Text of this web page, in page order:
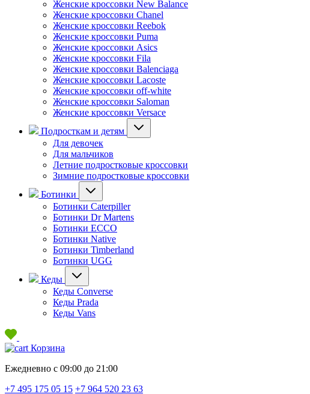
Женские кроссовки New Balance
Женские кроссовки Chanel
Женские кроссовки Reebok
Женские кроссовки Puma
Женские кроссовки Asics
Женские кроссовки Fila
Женские кроссовки Balenciaga
Женские кроссовки Lacoste
Женские кроссовки off-white
Женские кроссовки Saloman
Женские кроссовки Versace
Подросткам и детям
Для девочек
Для мальчиков
Летние подростковые кроссовки
Зимние подростковые кроссовки
Ботинки
Ботинки Caterpiller
Ботинки Dr Martens
Ботинки ECCO
Ботинки Native
Ботинки Timberland
Ботинки UGG
Кеды
Кеды Converse
Кеды Prada
Кеды Vans
Корзина
Ежедневно с 09:00 до 21:00
+7 495 175 05 15 +7 964 520 23 63